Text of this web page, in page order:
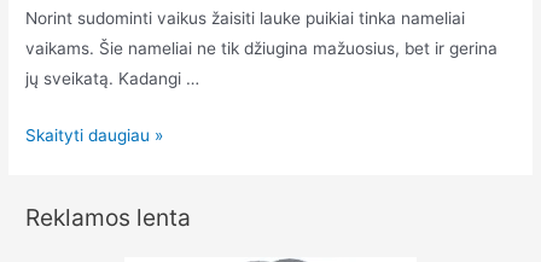
Norint sudominti vaikus žaisiti lauke puikiai tinka nameliai
vaikams. Šie nameliai ne tik džiugina mažuosius, bet ir gerina
jų sveikatą. Kadangi …
Mediniai
–
Skaityti daugiau »
Reklamos lenta